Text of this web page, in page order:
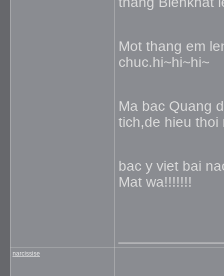
Mot thang em
chuc.hi~hi~hi~
Ma bac Quang
tich,de hieu thoi
bac y viet bai
Mat wa!!!!!!!
narcissise